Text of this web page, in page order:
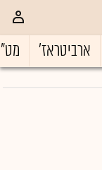
ארביטראז'